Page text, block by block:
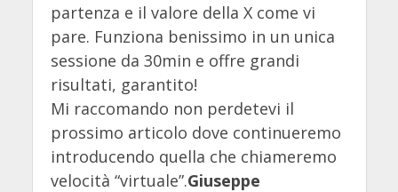
partenza e il valore della X come vi
pare. Funziona benissimo in un unica
sessione da 30min e offre grandi
risultati, garantito!
Mi raccomando non perdetevi il
prossimo articolo dove continueremo
introducendo quella che chiameremo
velocità “virtuale”.Giuseppe